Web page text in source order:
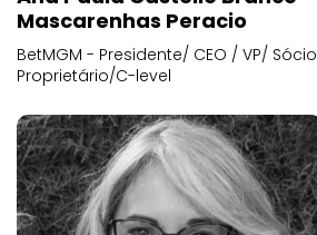
Mascarenhas Peracio
BetMGM - Presidente/ CEO / VP/ Sócio
Proprietário/C-level